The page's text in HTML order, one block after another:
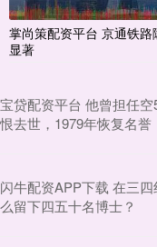
掌尚策配资平台 京通铁
显著
宝贷配资平台 他曾担任
恨去世，1979年恢复名誉
闪牛配资APP下载 在三
么留下四五十名博士？